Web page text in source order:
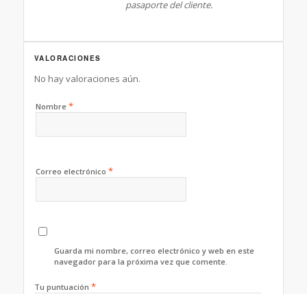
pasaporte del cliente.
VALORACIONES
No hay valoraciones aún.
Nombre *
Correo electrónico *
Guarda mi nombre, correo electrónico y web en este
navegador para la próxima vez que comente.
Tu puntuación *